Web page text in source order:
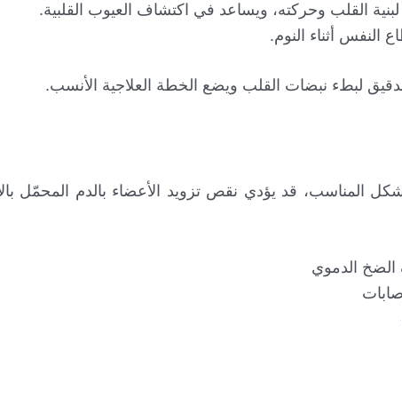
النفس أثناء النوم.
لبطء نبضات القلب ويضع الخطة العلاجية الأنسب.
المناسب، قد يؤدي نقص تزويد الأعضاء بالدم المحمّل
الدموي